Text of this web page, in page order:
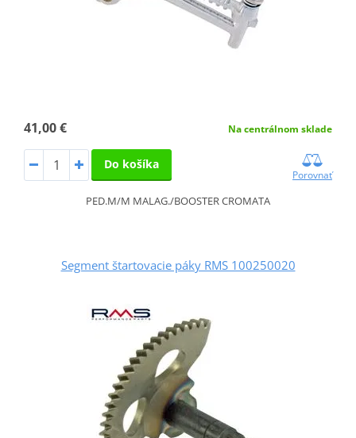
41,00 € Na centrálnom sklade
Do košíka
Porovnať
PED.M/M MALAG./BOOSTER CROMATA
Segment štartovacie páky RMS 100250020